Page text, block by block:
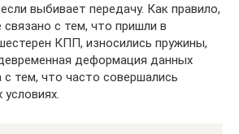
выбивает передачу. Как правило,
связано с тем, что пришли в
КПП, износились пружины,
деформация данных
с тем, что часто совершались